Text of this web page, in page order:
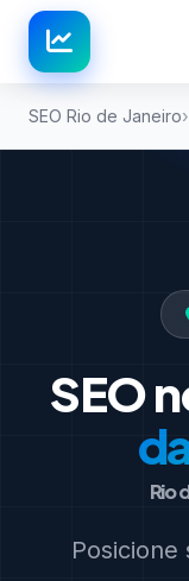
SEO Rio de Janeiro
SEO
Rio